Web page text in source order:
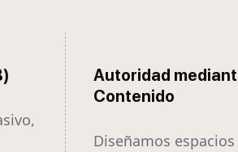
Autoridad
Contenido
Diseñamos